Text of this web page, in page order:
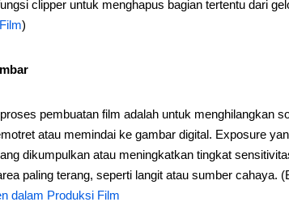
clipper untuk menghapus bagian tertentu dari
)
pembuatan film adalah untuk menghilangkan
atau memindai ke gambar digital. Exposure
dikumpulkan atau meningkatkan tingkat
paling terang, seperti langit atau sumber cahaya.
dalam Produksi Film